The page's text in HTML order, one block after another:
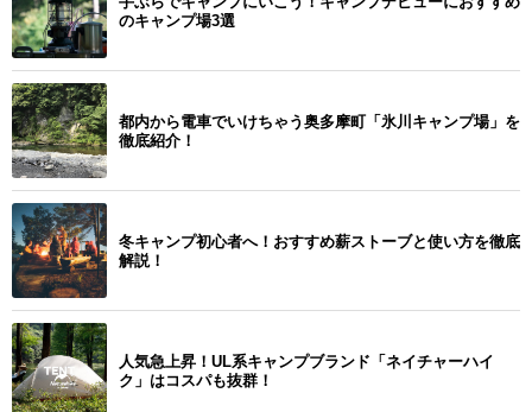
のキャンプ場3選
都内から電車でいけちゃう奥多摩町「氷川キャンプ場」を
徹底紹介！
冬キャンプ初心者へ！おすすめ薪ストーブと使い方を徹底
解説！
人気急上昇！UL系キャンプブランド「ネイチャーハイ
ク」はコスパも抜群！